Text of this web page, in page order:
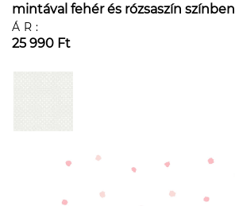
mintával fehér és rózsaszín színben
ÁR:
25 990 Ft